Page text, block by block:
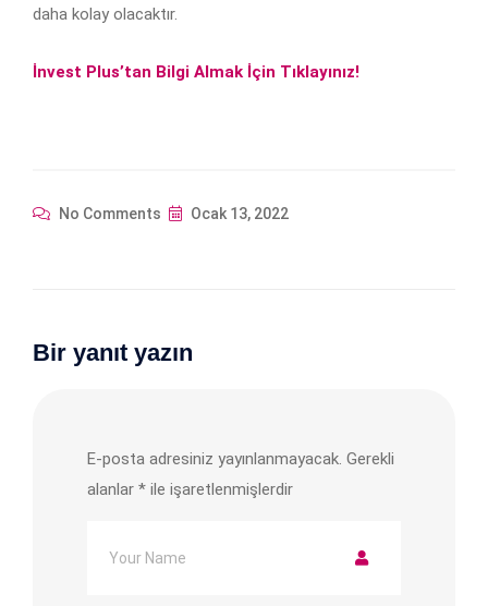
daha kolay olacaktır.
İnvest Plus’tan Bilgi Almak İçin Tıklayınız!
No Comments Ocak 13, 2022
Bir yanıt yazın
E-posta adresiniz yayınlanmayacak. Gerekli
alanlar * ile işaretlenmişlerdir